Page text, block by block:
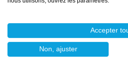
Utilisez un chiffon microfibre
colle, etc.
Utilisez un deuxième chiffon
sec pour polir la surface.
Pour les saletés plus tenaces,
Accepter
Non, ajuster